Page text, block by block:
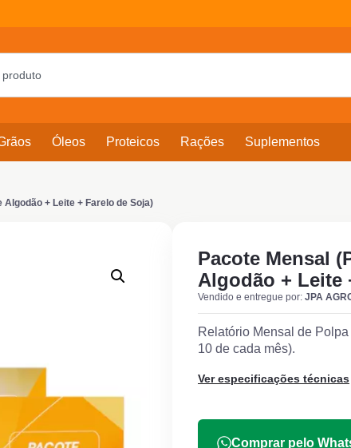
Óleos Proteicos Rações Suplementos
+ Leite + Farelo de Soja)
Pacote Mensal
Algodão + Leite
Vendido e entregue por: JPA
Relatório Mensal de
10 de cada mês).
Ver especificações técnicas
Comprar pelo